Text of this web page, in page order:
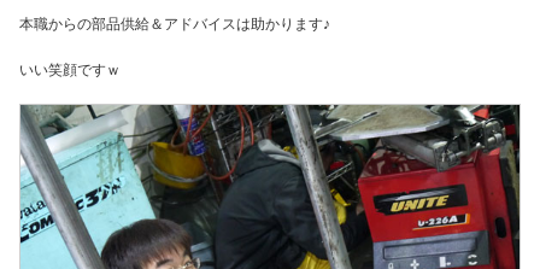
本職からの部品供給＆アドバイスは助かります♪
いい笑顔ですｗ